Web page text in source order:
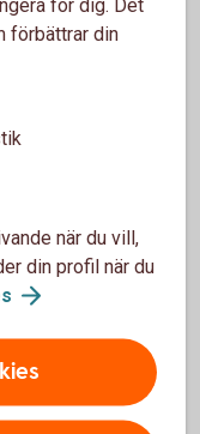
förbättrar din
när du vill,
din profil när du